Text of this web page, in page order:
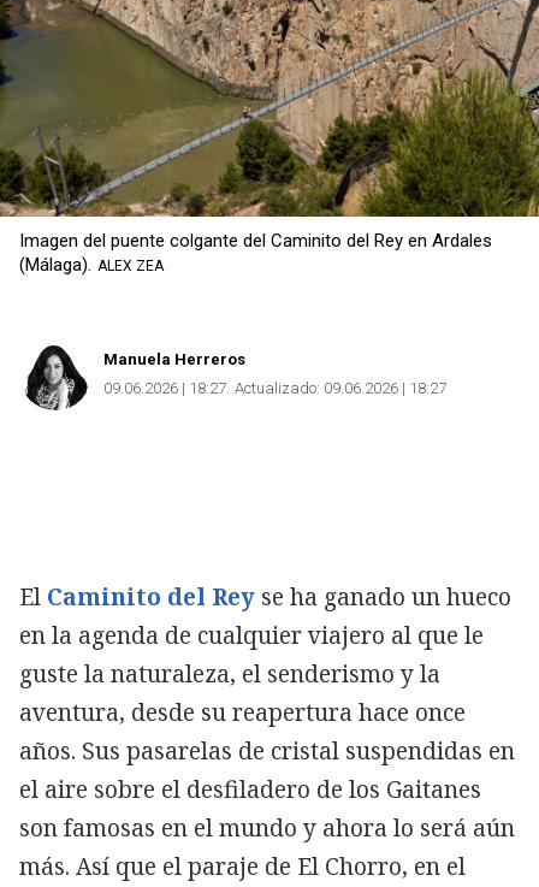
Copiar
Imagen del puente colgante del Caminito del Rey en Ardales
(Málaga). ALEX ZEA
Manuela Herreros
09.06.2026 | 18:27 Actualizado: 09.06.2026 | 18:27
El Caminito del Rey se ha ganado un hueco
en la agenda de cualquier viajero al que le
guste la naturaleza, el senderismo y la
aventura, desde su reapertura hace once
años. Sus pasarelas de cristal suspendidas en
el aire sobre el desfiladero de los Gaitanes
son famosas en el mundo y ahora lo será aún
más. Así que el paraje de El Chorro, en el